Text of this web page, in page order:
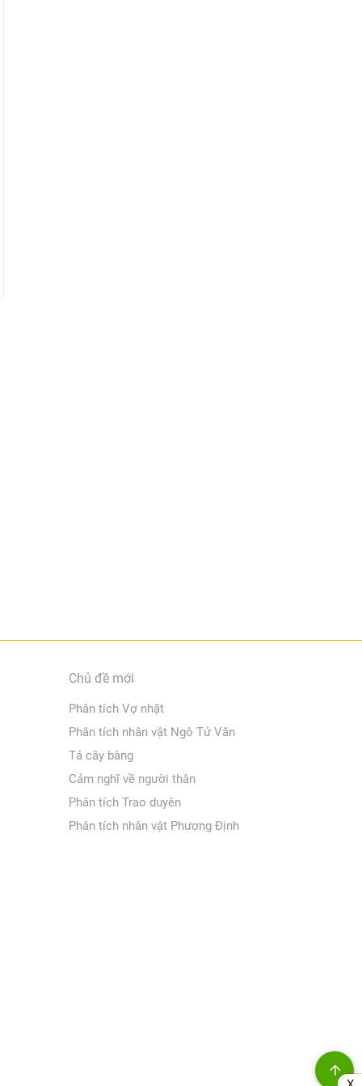
Chủ đề mới
Phân tích Vợ nhặt
Phân tích nhân vật Ngô Tử Văn
Tả cây bàng
Cảm nghĩ về người thân
Phân tích Trao duyên
Phân tích nhân vật Phương Định